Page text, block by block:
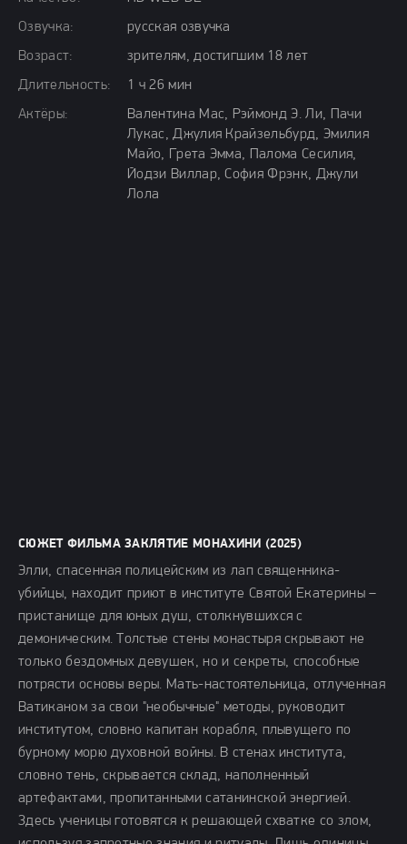
Озвучка:
русская озвучка
Возраст:
зрителям, достигшим 18 лет
Длительность:
1 ч 26 мин
Актёры:
Валентина Мас, Рэймонд Э. Ли, Пачи
Лукас, Джулия Крайзельбурд, Эмилия
Майо, Грета Эмма, Палома Сесилия,
Йодзи Виллар, София Фрэнк, Джули
Лола
СЮЖЕТ ФИЛЬМА ЗАКЛЯТИЕ МОНАХИНИ (2025)
Элли, спасенная полицейским из лап священника-
убийцы, находит приют в институте Святой Екатерины –
пристанище для юных душ, столкнувшихся с
демоническим. Толстые стены монастыря скрывают не
только бездомных девушек, но и секреты, способные
потрясти основы веры. Мать-настоятельница, отлученная
Ватиканом за свои "необычные" методы, руководит
институтом, словно капитан корабля, плывущего по
бурному морю духовной войны. В стенах института,
словно тень, скрывается склад, наполненный
артефактами, пропитанными сатанинской энергией.
Здесь ученицы готовятся к решающей схватке со злом,